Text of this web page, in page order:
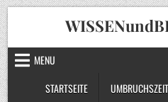
Skip
to
content
MENU
STARTSEITE
UMBRUCHSZEIT